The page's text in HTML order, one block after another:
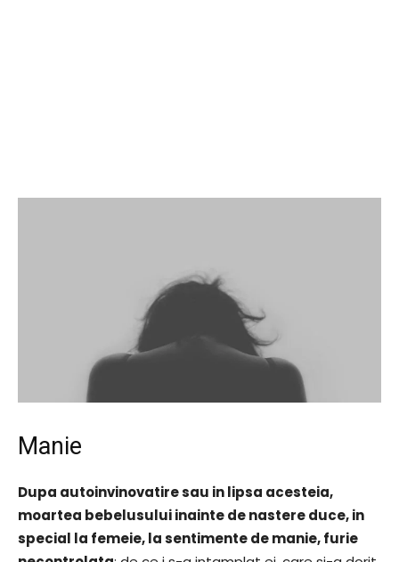
Manie
Dupa autoinvinovatire sau in lipsa acesteia,
moartea bebelusului inainte de nastere duce, in
special la femeie, la sentimente de manie, furie